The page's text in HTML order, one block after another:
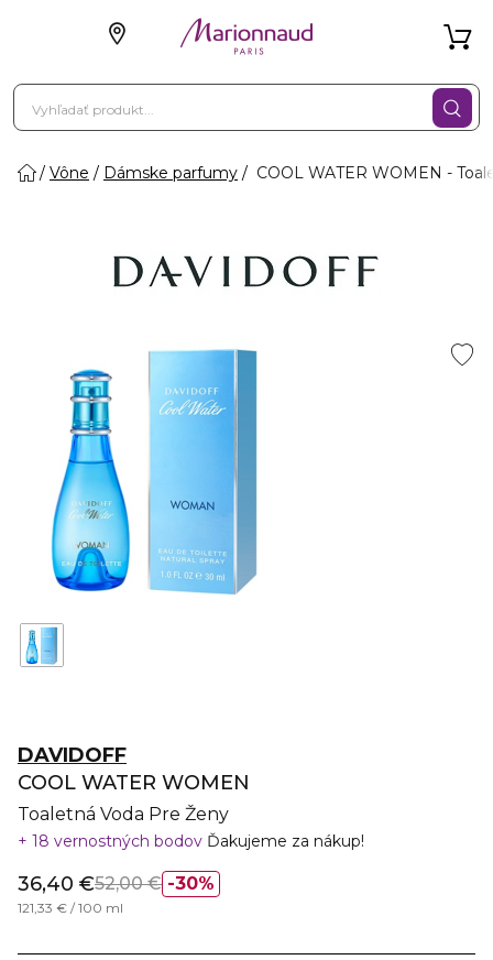
Vône Dámske parfumy COOL WATER WOMEN -
DAVIDOFF
COOL WATER WOMEN
Toaletná Voda Pre Ženy
18 vernostných bodov Ďakujeme za nákup!
30%
36,40 €52,00 €
121,33 € / 100 ml